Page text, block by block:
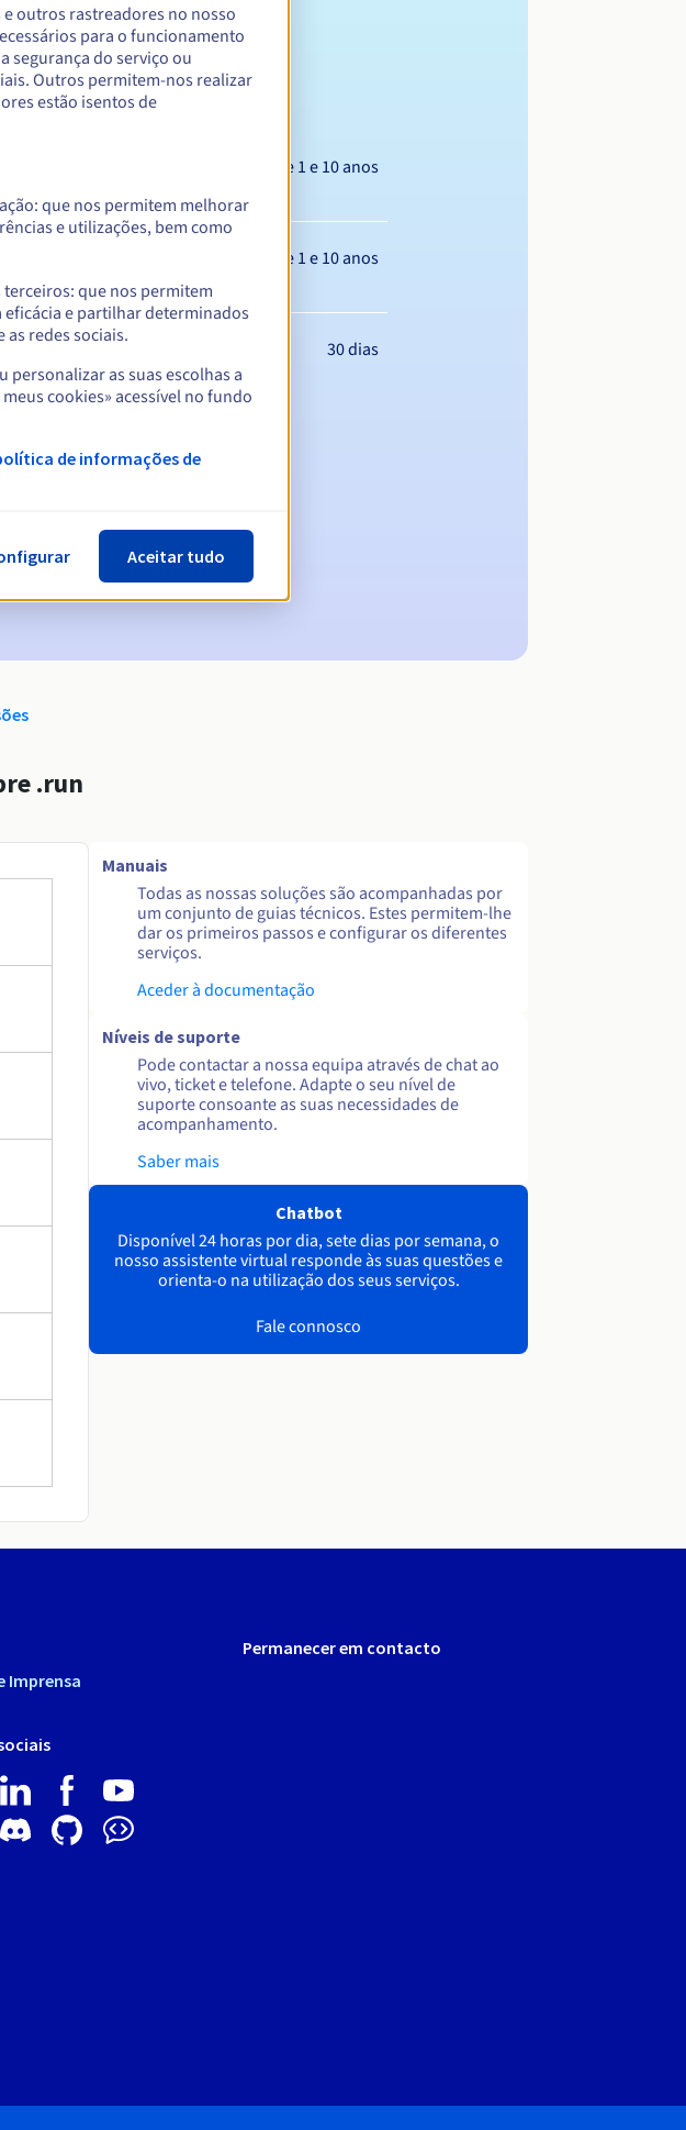
Entre 1 e 10 anos
Entre 1 e 10 anos
30 dias
do nome de domínio
.run
Manuais
Todas as nossas soluções são acompanhadas por
um conjunto de guias técnicos. Estes permitem-lhe
dar os primeiros passos e configurar os diferentes
serviços.
Aceder à documentação
Níveis de suporte
Pode contactar a nossa equipa através de chat ao
vivo, ticket e telefone. Adapte o seu nível de
suporte consoante as suas necessidades de
acompanhamento.
Saber mais
Chatbot
Disponível 24 horas por dia, sete dias por semana, o
nosso assistente virtual responde às suas questões e
orienta-o na utilização dos seus serviços.
Fale connosco
Imprensa
Permanecer em contacto
outros rastreadores no nosso
para o funcionamento
segurança do serviço ou
Outros permitem-nos realizar
estão isentos de
que nos permitem melhorar
e utilizações, bem como
que nos permitem
e partilhar determinados
redes sociais.
as suas escolhas a
cookies» acessível no fundo
de informações de
Aceitar tudo